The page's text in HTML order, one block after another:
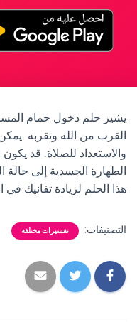
يشير حلم دخول حمام
القرب من الله وتقربه.
والاستعداد للصلاة. قد
الطهارة الجسدية إلى
هذا الحلم لزيادة تفانيك في
التصنيفات: تفسيرات مختلفة